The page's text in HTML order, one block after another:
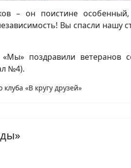
– он поистине
Вы спасли нашу
поздравили ветеранов
№4).
«В кругу друзей»